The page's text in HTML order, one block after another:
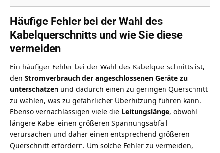
Häufige Fehler bei der Wahl des
Kabelquerschnitts und wie Sie diese
vermeiden
Ein häufiger Fehler bei der Wahl des Kabelquerschnitts ist,
den Stromverbrauch der angeschlossenen Geräte zu
unterschätzen und dadurch einen zu geringen Querschnitt
zu wählen, was zu gefährlicher Überhitzung führen kann.
Ebenso vernachlässigen viele die Leitungslänge, obwohl
längere Kabel einen größeren Spannungsabfall
verursachen und daher einen entsprechend größeren
Querschnitt erfordern. Um solche Fehler zu vermeiden,